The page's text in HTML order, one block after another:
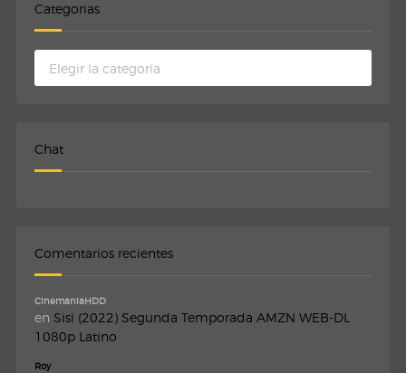
Categorias
Chat
Comentarios recientes
CinemaniaHDD
en Sisi (2022) Segunda Temporada AMZN WEB-DL
1080p Latino
Roy